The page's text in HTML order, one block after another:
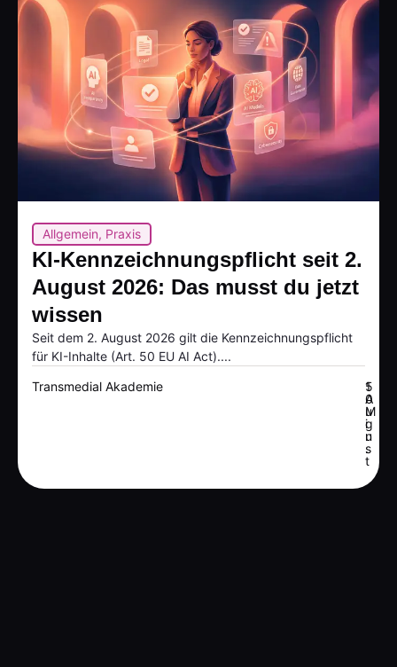
Allgemein, Praxis
KI-Kennzeichnungspflicht seit 2.
August 2026: Das musst du jetzt
wissen
Seit dem 2. August 2026 gilt die Kennzeichnungspflicht
für KI-Inhalte (Art. 50 EU AI Act)....
Transmedial Akademie
5
A
u
g
u
s
t
1
0
M
i
n
.